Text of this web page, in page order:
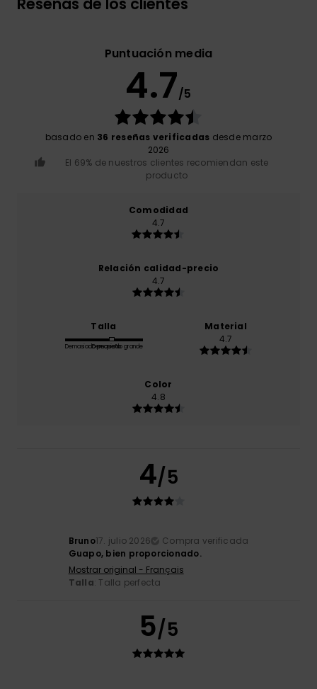
Puntuación media
4.7/5
basado en 36 reseñas verificadas desde marzo
2026
El 69% de nuestros clientes recomiendan este
producto
Comodidad
4.7
Relación calidad-precio
4.7
Talla
Demasiado pequeño
Demasiado grande
Material
4.7
Color
4.8
4/5
Bruno17. julio 2026
Compra verificada
Guapo, bien proporcionado.
Mostrar original - Français
Talla: Talla perfecta
5/5